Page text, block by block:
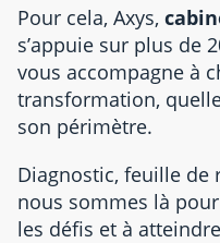
Pour cela, Axys,
s’appuie sur plus de
vous accompagne à
transformation,
son périmètre.
Diagnostic, feuille
nous sommes là
les défis et à